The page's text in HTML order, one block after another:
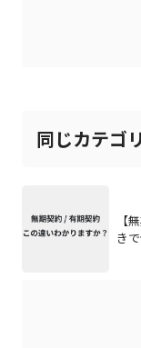
同じカテゴ
【
き